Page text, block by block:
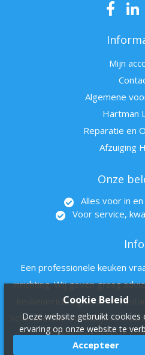
Mijn
Algemene
Hartman
Reparatie en
Afzuiging
Onze
Alles voor in
Voor service,
Info
Een professionele keuken
inrichting. Wij geven graag
keukeninrichting voor uw
schoolkantine of
vrijblijvend contact
Cookie Beleid
Deze website gebruikt cookies
ervaring op onze website te
Accepteer